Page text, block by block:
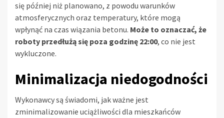
się później niż planowano, z powodu warunków
atmosferycznych oraz temperatury, które mogą
wpłynąć na czas wiązania betonu. Może to oznaczać, że
roboty przedłużą się poza godzinę 22:00, co nie jest
wykluczone.
Minimalizacja niedogodności
Wykonawcy są świadomi, jak ważne jest
zminimalizowanie uciążliwości dla mieszkańców